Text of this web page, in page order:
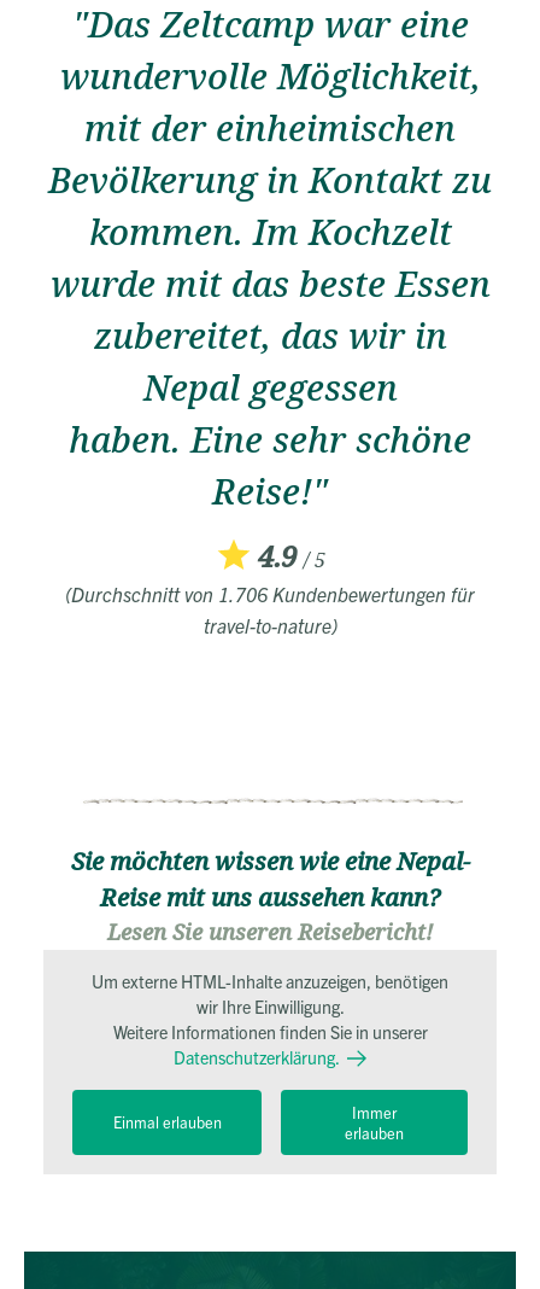
"Das Zeltcamp war eine
wundervolle Möglichkeit,
mit der einheimischen
Bevölkerung in Kontakt zu
kommen. Im Kochzelt
wurde mit das beste Essen
zubereitet, das wir in
Nepal gegessen
haben. Eine sehr schöne
Reise!"
4.9/ 5
(Durchschnitt von 1.706 Kundenbewertungen für
travel-to-nature)
Sie möchten wissen wie eine Nepal-
Reise mit uns aussehen kann?
Lesen Sie unseren Reisebericht!
Um externe HTML-Inhalte anzuzeigen, benötigen
wir Ihre Einwilligung.
Weitere Informationen finden Sie in unserer
Datenschutzerklärung.
Einmal erlauben
Immer
erlauben